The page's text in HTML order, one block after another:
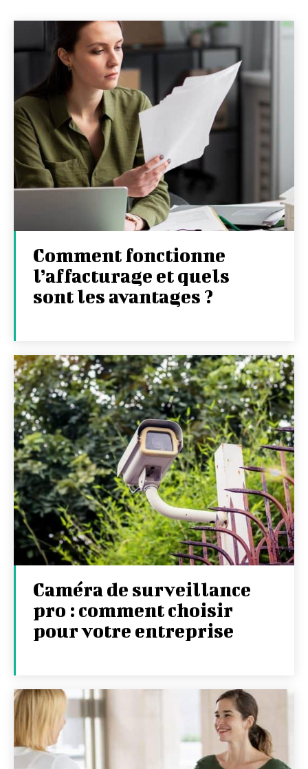
Comment fonctionne
l’affacturage et quels
sont les avantages ?
Caméra de surveillance
pro : comment choisir
pour votre entreprise